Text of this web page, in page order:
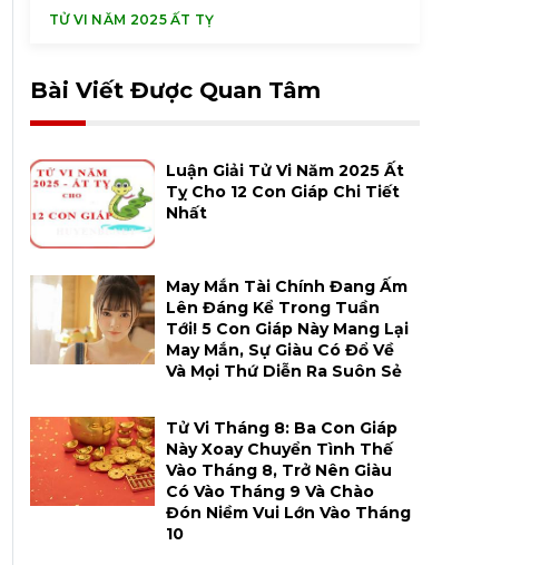
TỬ VI NĂM 2025 ẤT TỴ
Bài Viết Được Quan Tâm
Luận Giải Tử Vi Năm 2025 Ất
Tỵ Cho 12 Con Giáp Chi Tiết
Nhất
May Mắn Tài Chính Đang Ấm
Lên Đáng Kể Trong Tuần
Tới! 5 Con Giáp Này Mang Lại
May Mắn, Sự Giàu Có Đổ Về
Và Mọi Thứ Diễn Ra Suôn Sẻ
Tử Vi Tháng 8: Ba Con Giáp
Này Xoay Chuyển Tình Thế
Vào Tháng 8, Trở Nên Giàu
Có Vào Tháng 9 Và Chào
Đón Niềm Vui Lớn Vào Tháng
10